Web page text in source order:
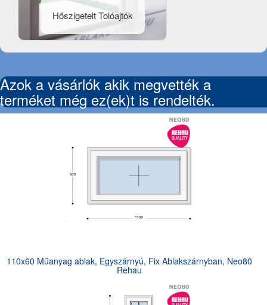
Hőszigetelt Tolóajtók
Azok a vásárlók akik megvették a
terméket még ez(ek)t is rendelték.
110x60 Műanyag ablak, Egyszárnyú, Fix Ablakszárnyban, Neo80
Rehau